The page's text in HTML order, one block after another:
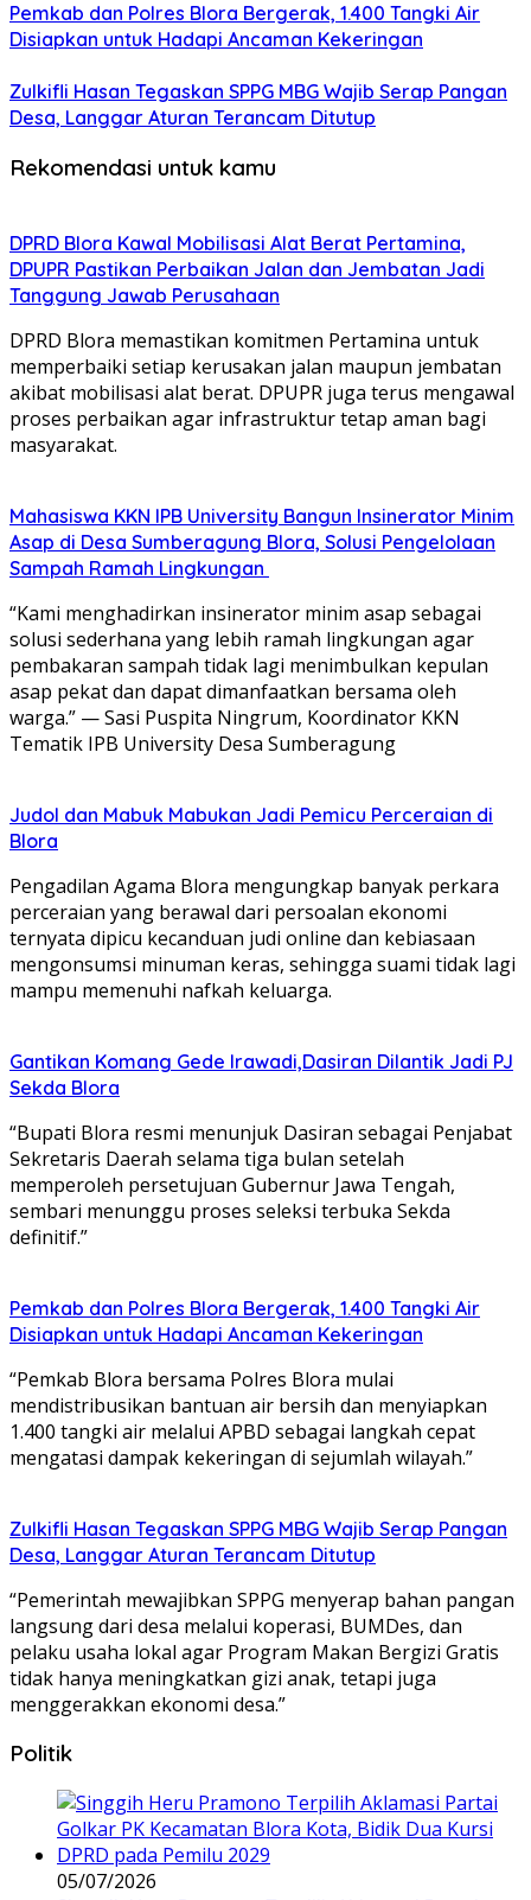
Pemkab dan Polres Blora Bergerak, 1.400 Tangki Air
Disiapkan untuk Hadapi Ancaman Kekeringan
Zulkifli Hasan Tegaskan SPPG MBG Wajib Serap Pangan
Desa, Langgar Aturan Terancam Ditutup
Rekomendasi untuk kamu
DPRD Blora Kawal Mobilisasi Alat Berat Pertamina,
DPUPR Pastikan Perbaikan Jalan dan Jembatan Jadi
Tanggung Jawab Perusahaan
DPRD Blora memastikan komitmen Pertamina untuk
memperbaiki setiap kerusakan jalan maupun jembatan
akibat mobilisasi alat berat. DPUPR juga terus mengawal
proses perbaikan agar infrastruktur tetap aman bagi
masyarakat.
Mahasiswa KKN IPB University Bangun Insinerator Minim
Asap di Desa Sumberagung Blora, Solusi Pengelolaan
Sampah Ramah Lingkungan ‎
“Kami menghadirkan insinerator minim asap sebagai
solusi sederhana yang lebih ramah lingkungan agar
pembakaran sampah tidak lagi menimbulkan kepulan
asap pekat dan dapat dimanfaatkan bersama oleh
warga.” — Sasi Puspita Ningrum, Koordinator KKN
Tematik IPB University Desa Sumberagung
Judol dan Mabuk Mabukan Jadi Pemicu Perceraian di
Blora
Pengadilan Agama Blora mengungkap banyak perkara
perceraian yang berawal dari persoalan ekonomi
ternyata dipicu kecanduan judi online dan kebiasaan
mengonsumsi minuman keras, sehingga suami tidak lagi
mampu memenuhi nafkah keluarga.
Gantikan Komang Gede Irawadi,Dasiran Dilantik Jadi PJ
Sekda Blora
“Bupati Blora resmi menunjuk Dasiran sebagai Penjabat
Sekretaris Daerah selama tiga bulan setelah
memperoleh persetujuan Gubernur Jawa Tengah,
sembari menunggu proses seleksi terbuka Sekda
definitif.”
Pemkab dan Polres Blora Bergerak, 1.400 Tangki Air
Disiapkan untuk Hadapi Ancaman Kekeringan
“Pemkab Blora bersama Polres Blora mulai
mendistribusikan bantuan air bersih dan menyiapkan
1.400 tangki air melalui APBD sebagai langkah cepat
mengatasi dampak kekeringan di sejumlah wilayah.”
Zulkifli Hasan Tegaskan SPPG MBG Wajib Serap Pangan
Desa, Langgar Aturan Terancam Ditutup
“Pemerintah mewajibkan SPPG menyerap bahan pangan
langsung dari desa melalui koperasi, BUMDes, dan
pelaku usaha lokal agar Program Makan Bergizi Gratis
tidak hanya meningkatkan gizi anak, tetapi juga
menggerakkan ekonomi desa.”
Politik
05/07/2026